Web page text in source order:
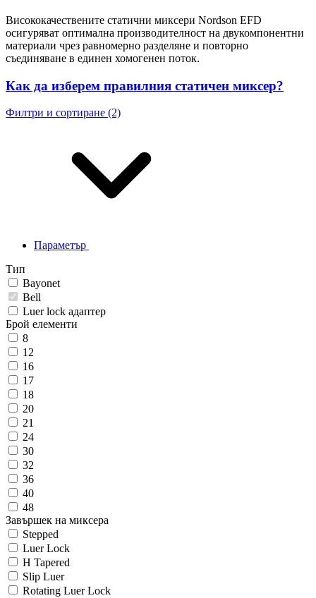
Висококачествените статични миксери Nordson EFD
осигуряват оптимална производителност на двукомпонентни
материали чрез равномерно разделяне и повторно
съединяване в единен хомогенен поток.
Как да изберем правилния статичен миксер?
Филтри и сортиране (2)
Параметър
Тип
Bayonet
Bell
Luer lock адаптер
Брой елементи
8
12
16
17
18
20
21
24
30
32
36
40
48
Завършек на миксера
Stepped
Luer Lock
H Tapered
Slip Luer
Rotating Luer Lock